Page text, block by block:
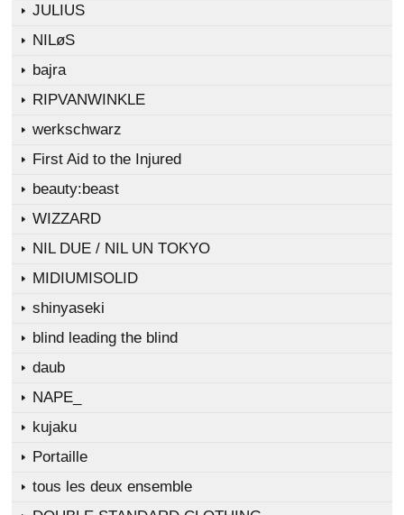
JULIUS
NILøS
bajra
RIPVANWINKLE
werkschwarz
First Aid to the Injured
beauty:beast
WIZZARD
NIL DUE / NIL UN TOKYO
MIDIUMISOLID
shinyaseki
blind leading the blind
daub
NAPE_
kujaku
Portaille
tous les deux ensemble